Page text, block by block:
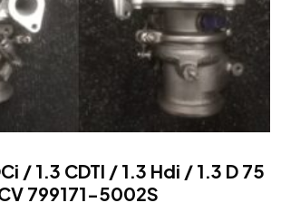
/ 1.3 CDTI / 1.3 Hdi / 1.3 D 75
799171-5002S